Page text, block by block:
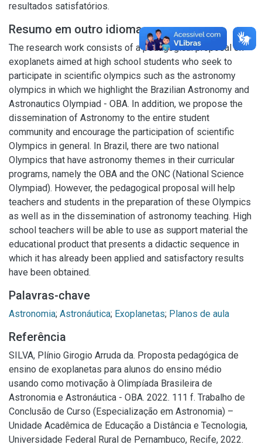
resultados satisfatórios.
Resumo em outro idioma
The research work consists of a pedagogical proposal on
exoplanets aimed at high school students who seek to
participate in scientific olympics such as the astronomy
olympics in which we highlight the Brazilian Astronomy and
Astronautics Olympiad - OBA. In addition, we propose the
dissemination of Astronomy to the entire student
community and encourage the participation of scientific
Olympics in general. In Brazil, there are two national
Olympics that have astronomy themes in their curricular
programs, namely the OBA and the ONC (National Science
Olympiad). However, the pedagogical proposal will help
teachers and students in the preparation of these Olympics
as well as in the dissemination of astronomy teaching. High
school teachers will be able to use as support material the
educational product that presents a didactic sequence in
which it has already been applied and satisfactory results
have been obtained.
Palavras-chave
Astronomia; Astronáutica; Exoplanetas; Planos de aula
Referência
SILVA, Plínio Girogio Arruda da. Proposta pedagógica de
ensino de exoplanetas para alunos do ensino médio
usando como motivação à Olimpíada Brasileira de
Astronomia e Astronáutica - OBA. 2022. 111 f. Trabalho de
Conclusão de Curso (Especialização em Astronomia) –
Unidade Acadêmica de Educação a Distância e Tecnologia,
Universidade Federal Rural de Pernambuco, Recife, 2022.